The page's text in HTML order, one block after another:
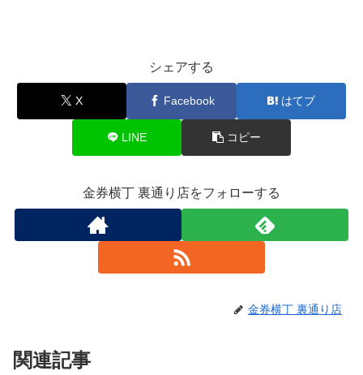
シェアする
X Facebook はてブ
LINE コピー
金券横丁 裏通り店をフォローする
金券横丁 裏通り店
関連記事